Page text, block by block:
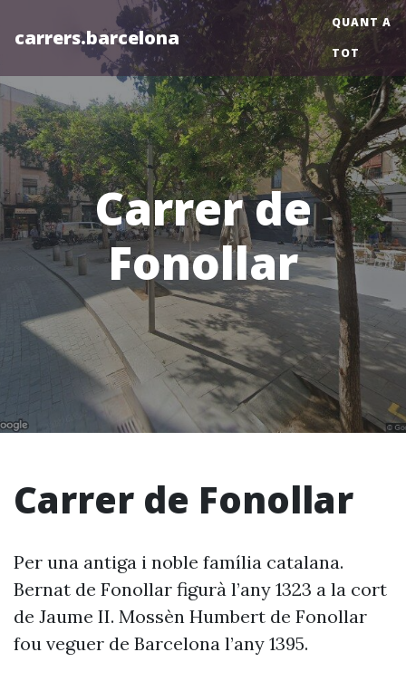
carrers.barcelona
QUANT A
TOT
Carrer de
Fonollar
Carrer de Fonollar
Per una antiga i noble família catalana.
Bernat de Fonollar figurà l’any 1323 a la cort
de Jaume II. Mossèn Humbert de Fonollar
fou veguer de Barcelona l’any 1395.